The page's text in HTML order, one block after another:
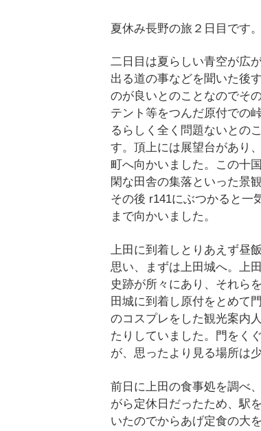
夏休み長野の旅２日目です
二日目は夏らしい青空が広
出る道の事などを聞いた後
のが良いとのことなのでそ
テント等をつんだ原付での
るらしく全く問題ないとの
す。頂上には展望台があり
町へ向かいました。この十
閑な田舎の集落といった景
その後 r141にぶつかると一
まで向かいました。
上田に到着しとりあえず昼
思い、まずは上田城へ。上
史跡が所々にあり、それら
田城に到着し原付をとめて
のコスプレをした観光案内
たりしていました。門をく
が、思ったより見る場所は
前日に上田の食事処を調べ
がら定休日だったため、駅
いたのでからあげ定食の大